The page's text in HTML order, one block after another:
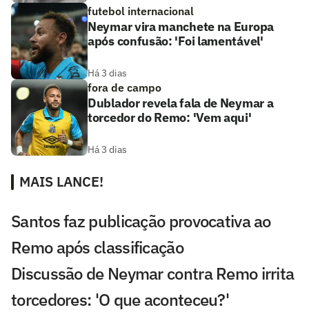
futebol internacional
Neymar vira manchete na Europa
após confusão: 'Foi lamentável'
Há 3 dias
fora de campo
Dublador revela fala de Neymar a
torcedor do Remo: 'Vem aqui'
Há 3 dias
MAIS LANCE!
Santos faz publicação provocativa ao
Remo após classificação
Discussão de Neymar contra Remo irrita
torcedores: 'O que aconteceu?'